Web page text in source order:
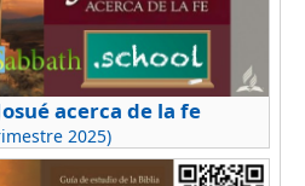
acerca de la fe
2025)